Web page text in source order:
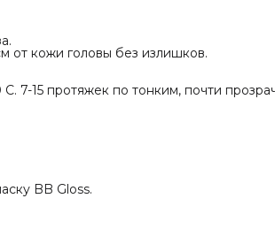
от кожи головы без излишков.
7-15 протяжек по тонким, почти
BB Gloss.